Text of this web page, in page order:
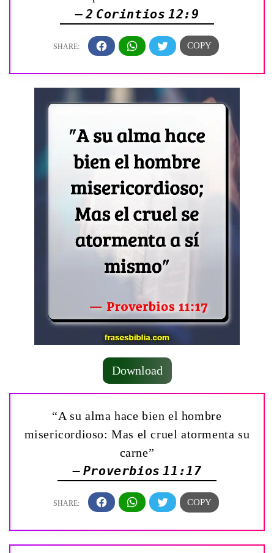
— 2 Corintios 12:9
Download
“A su alma hace bien el hombre
misericordioso: Mas el cruel atormenta su
carne”
— Proverbios 11:17